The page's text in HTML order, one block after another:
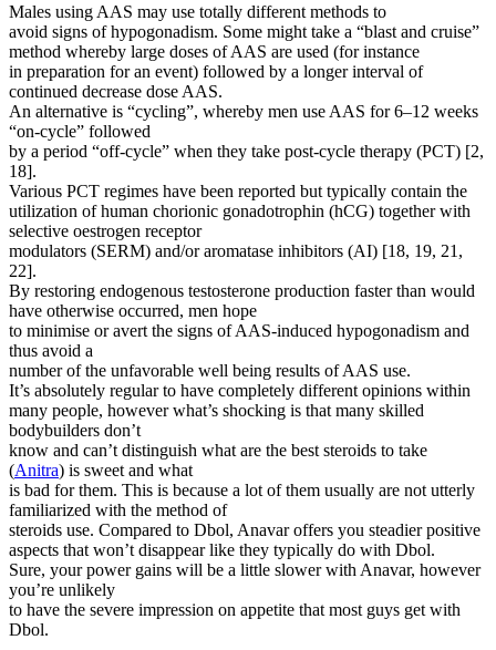
Males using AAS may use totally different methods to
avoid signs of hypogonadism. Some might take a “blast and cruise”
method whereby large doses of AAS are used (for instance
in preparation for an event) followed by a longer interval of
continued decrease dose AAS.
An alternative is “cycling”, whereby men use AAS for 6–12 weeks
“on-cycle” followed
by a period “off-cycle” when they take post-cycle therapy (PCT) [2,
18].
Various PCT regimes have been reported but typically contain the
utilization of human chorionic gonadotrophin (hCG) together with
selective oestrogen receptor
modulators (SERM) and/or aromatase inhibitors (AI) [18, 19, 21,
22].
By restoring endogenous testosterone production faster than would
have otherwise occurred, men hope
to minimise or avert the signs of AAS-induced hypogonadism and
thus avoid a
number of the unfavorable well being results of AAS use.
It’s absolutely regular to have completely different opinions within
many people, however what’s shocking is that many skilled
bodybuilders don’t
know and can’t distinguish what are the best steroids to take
(Anitra) is sweet and what
is bad for them. This is because a lot of them usually are not utterly
familiarized with the method of
steroids use. Compared to Dbol, Anavar offers you steadier positive
aspects that won’t disappear like they typically do with Dbol.
Sure, your power gains will be a little slower with Anavar, however
you’re unlikely
to have the severe impression on appetite that most guys get with
Dbol.